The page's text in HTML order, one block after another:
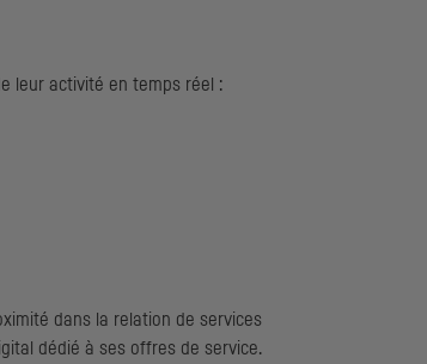
leur activité en temps réel :
dans la relation de services
dédié à ses offres de service.